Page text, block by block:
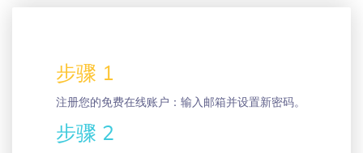
步骤 1
注册您的免费在线账户：输入邮箱并设置新密码。
步骤 2